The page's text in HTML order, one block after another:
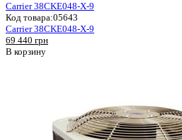
Carrier 38CKE048-X-9
Код товара:05643
Carrier 38CKE048-X-9
69 440 грн
В корзину